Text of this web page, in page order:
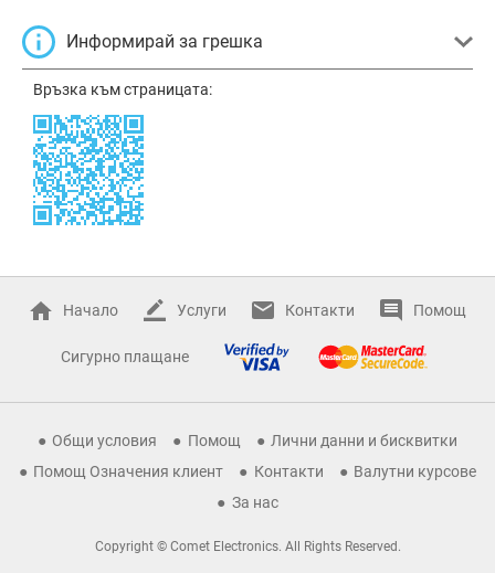
Информирай за грешка
Връзка към страницата:
Начало Услуги Контакти Помощ
Сигурно плащане
Общи условия Помощ
Лични данни и бисквитки
Помощ Означения клиент
Контакти
Валутни курсове
За нас
Copyright © Comet Electronics. All Rights Reserved.